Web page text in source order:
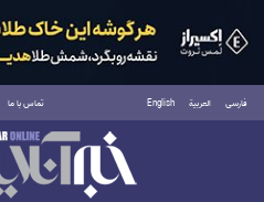
فارسی العربية English تماس با ما
دوشنبه ۱۹ مرداد ۱۴۰۵